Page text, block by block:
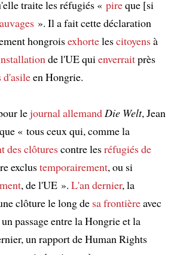
traite les réfugiés « pireque [si
». Il a fait cette déclaration
hongroisexhortelescitoyensà
de l'UE quienverraitprès
d'asileen Hongrie.
lejournal allemandDie Welt, Jean
« tous ceux qui, comme la
des clôturescontre lesréfugiés de
exclustemporairement, ou si
, de l'UE ». L'an dernier, la
clôture le long de sa frontièreavec
passage entre la Hongrie et la
un rapport de Human Rights